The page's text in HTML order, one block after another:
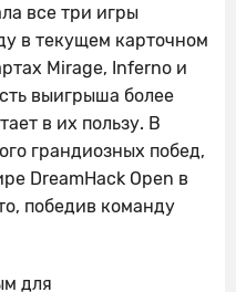
все три игры
в текущем карточном
Mirage, Inferno и
выигрыша более
в их пользу. В
грандиозных побед,
DreamHack Open в
победив команду
для